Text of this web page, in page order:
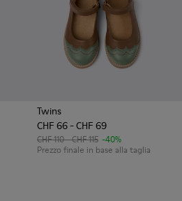
Jane in pelle bianca
011 - Ballerine in pelle bianche e
007 - Ballerina bianca in
Twins
CHF 66 - CHF 69
CHF 110 - CHF 115 -40%
Prezzo finale in base alla taglia